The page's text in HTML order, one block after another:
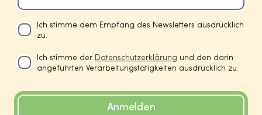
Ich stimme dem Empfang des Newsletters ausdrücklich
zu.
Ich stimme der Datenschutzerklärung und den darin
angeführten Verarbeitungstätigkeiten ausdrücklich zu.
Anmelden